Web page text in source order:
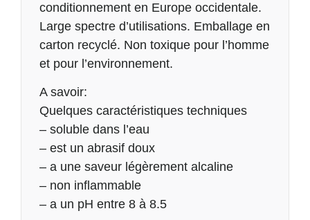
conditionnement en Europe occidentale.
Large spectre d’utilisations. Emballage en
carton recyclé. Non toxique pour l’homme
et pour l’environnement.
A savoir:
Quelques caractéristiques techniques
– soluble dans l’eau
– est un abrasif doux
– a une saveur légèrement alcaline
– non inflammable
– a un pH entre 8 à 8.5